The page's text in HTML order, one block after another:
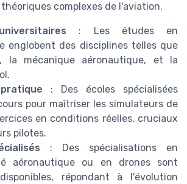
complexes de l'aviation.
: Les études en
englobent des disciplines telles que
la mécanique aéronautique, et la
: Des écoles spécialisées
pour maîtriser les simulateurs de
en conditions réelles, cruciaux
pilotes.
: Des spécialisations en
aéronautique ou en drones sont
répondant à l'évolution